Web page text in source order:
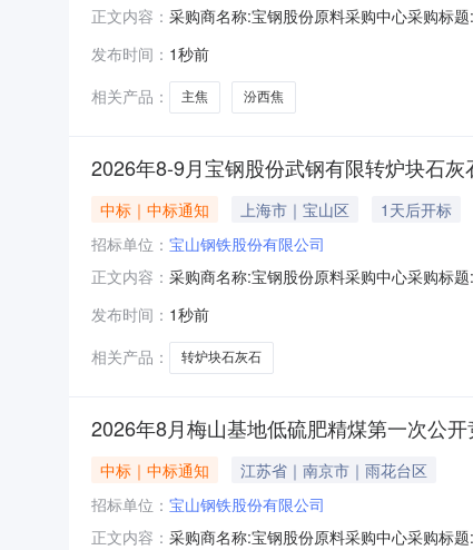
正文内容： 采购商名称:宝钢股份原料采购中心采购标
发布时间： 1秒前
相关产品：
主焦 汾西焦
2026年8-9月宝钢股份武钢有限转炉块石
中标｜中标通知 上海市｜宝山区
1天后开标
招标单位： 宝山钢铁股份有限公司
正文内容： 采购商名称:宝钢股份原料采购中心采购标
发布时间： 1秒前
相关产品：
转炉块石灰石
2026年8月梅山基地低硫肥精煤第一次公
中标｜中标通知
江苏省｜南京市｜雨花台区
招标单位： 宝山钢铁股份有限公司
正文内容： 采购商名称:宝钢股份原料采购中心采购标